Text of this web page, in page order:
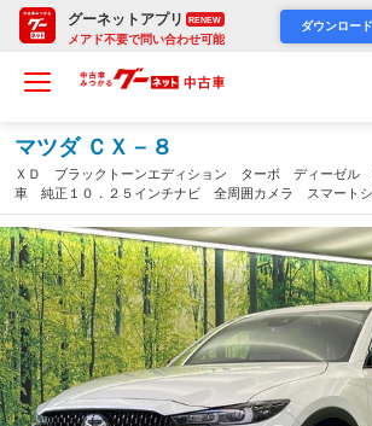
グーネットアプリ RENEW
メアド不要で問い合わせ可能
ダウンロード
マツダ ＣＸ－８
ＸＤ ブラックトーンエディション ターボ ディーゼル
車 純正１０．２５インチナビ 全周囲カメラ スマート
レーキサポート 置くだけ充電 シートヒーター ハーフ
ドラレコ コーナーセンサー ＥＴＣ（和歌山県）